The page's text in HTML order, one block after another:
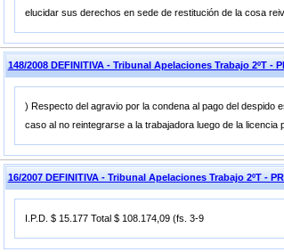
elucidar sus derechos en sede de restitución de la cosa
148/2008 DEFINITIVA - Tribunal Apelaciones Trabajo 2ºT -
) Respecto del agravio por la condena al pago del despido
caso al no reintegrarse a la trabajadora luego de la
16/2007 DEFINITIVA - Tribunal Apelaciones Trabajo 2ºT -
I.P.D. $ 15.177 Total $ 108.174,09 (fs. 3-9